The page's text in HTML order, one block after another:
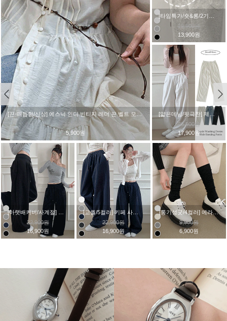
[흘러내림X] 리오 골지 면 장목 니삭스 양말 (25SO009)
9,900원
5,900원
12,000원
7,900원
[2기장] 흘러내리지 않는 쫀쫀한 주름 롱 양말 (24SO006)
9,900원
7,200원
17,900원
12,900원
[최저가/레이어드] 빈티지 엔틱 메탈 체인 벨트 모음전 (25GT008)
12,900원
6,900원
[종아리커버/부츠코디] 히요 골지 주름 오버 니삭스 롱 양말 (25SO015)
8,800원
5,800원